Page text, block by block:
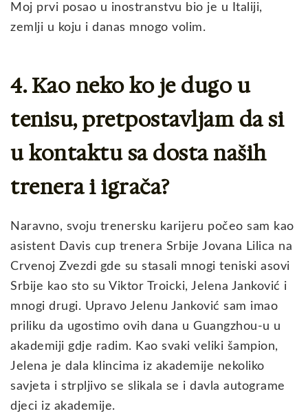
Moj prvi posao u inostranstvu bio je u Italiji,
zemlji u koju i danas mnogo volim.
4. Kao neko ko je dugo u
tenisu, pretpostavljam da si
u kontaktu sa dosta naših
trenera i igrača?
Naravno, svoju trenersku karijeru počeo sam kao
asistent Davis cup trenera Srbije Jovana Lilica na
Crvenoj Zvezdi gde su stasali mnogi teniski asovi
Srbije kao sto su Viktor Troicki, Jelena Janković i
mnogi drugi. Upravo Jelenu Janković sam imao
priliku da ugostimo ovih dana u Guangzhou-u u
akademiji gdje radim. Kao svaki veliki šampion,
Jelena je dala klincima iz akademije nekoliko
savjeta i strpljivo se slikala se i davla autograme
djeci iz akademije.